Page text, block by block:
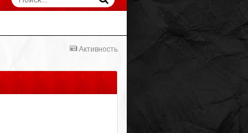
Активность